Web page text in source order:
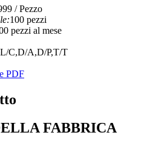
/ Pezzo
100 pezzi
pezzi al mese
L/C,D/A,D/P,T/T
PDF
FABBRICA